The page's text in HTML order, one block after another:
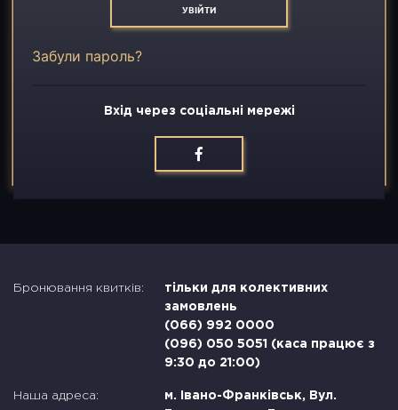
Контакти
УВІЙТИ
Забули пароль?
Вхід через соціальні мережі
Бронювання квитків:
тільки для колективних
замовлень
(066) 992 0000
(096) 050 5051 (каса працює з
9:30 до 21:00)
Наша адреса:
м. Івано-Франківськ, Вул.